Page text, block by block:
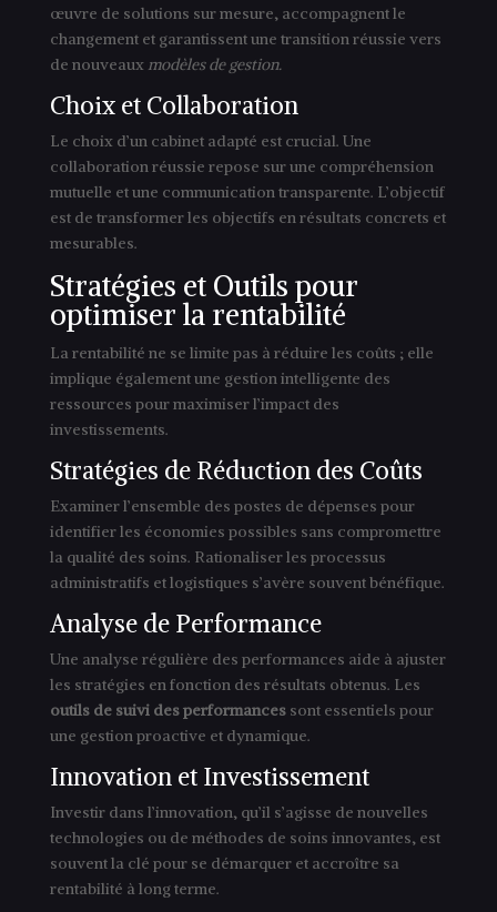
œuvre de solutions sur mesure, accompagnent le
changement et garantissent une transition réussie vers
de nouveaux modèles de gestion.
Choix et Collaboration
Le choix d’un cabinet adapté est crucial. Une
collaboration réussie repose sur une compréhension
mutuelle et une communication transparente. L’objectif
est de transformer les objectifs en résultats concrets et
mesurables.
Stratégies et Outils pour
optimiser la rentabilité
La rentabilité ne se limite pas à réduire les coûts ; elle
implique également une gestion intelligente des
ressources pour maximiser l’impact des
investissements.
Stratégies de Réduction des Coûts
Examiner l’ensemble des postes de dépenses pour
identifier les économies possibles sans compromettre
la qualité des soins. Rationaliser les processus
administratifs et logistiques s’avère souvent bénéfique.
Analyse de Performance
Une analyse régulière des performances aide à ajuster
les stratégies en fonction des résultats obtenus. Les
outils de suivi des performancessont essentiels pour
une gestion proactive et dynamique.
Innovation et Investissement
Investir dans l’innovation, qu’il s’agisse de nouvelles
technologies ou de méthodes de soins innovantes, est
souvent la clé pour se démarquer et accroître sa
rentabilité à long terme.